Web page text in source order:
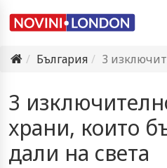
България
3 изключително
3
храни, които
дали на света